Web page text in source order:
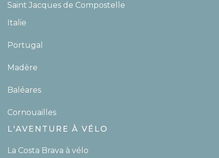
Saint Jacques de Compostelle
Italie
Portugal
Madère
Baléares
Cornouailles
L'AVENTURE À VÉLO
La Costa Brava à vélo